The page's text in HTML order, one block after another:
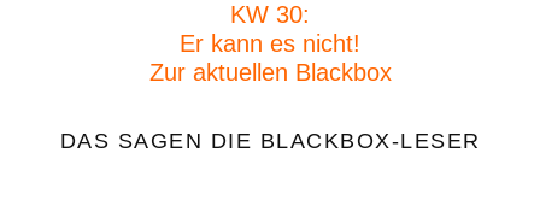
KW 30:
Er kann es nicht!
Zur aktuellen Blackbox
DAS SAGEN DIE BLACKBOX-LESER